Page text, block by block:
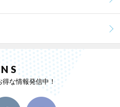
な情報発信中！